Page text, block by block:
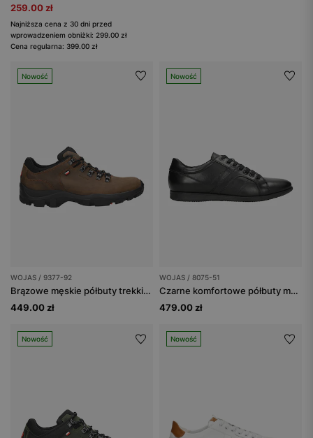
259.00 zł
Najniższa cena z 30 dni przed
wprowadzeniem obniżki: 299.00 zł
Cena regularna: 399.00 zł
Nowość
WOJAS / 9377-92
Brązowe męskie półbuty trekkingowe
449.00 zł
Nowość
WOJAS / 8075-51
Czarne komfortowe półbuty męskie idealne na co dzień
479.00 zł
Nowość Nowość